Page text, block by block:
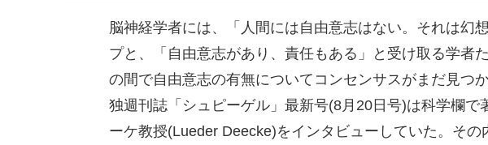
脳神経学者には、「人間には自由意志はない。それは幻
プと、「自由意志があり、責任もある」と受け取る学者
の間で自由意志の有無についてコンセンサスがまだ見つ
独週刊誌「シュピーゲル」最新号(8月20日号)は科学欄
ーケ教授(Lueder Deecke)をインタビューしていた。そ